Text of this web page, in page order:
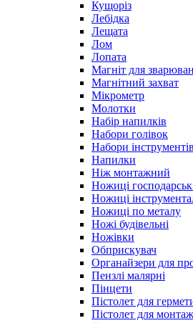
Кущоріз
Лебідка
Лещата
Лом
Лопата
Магніт для
Магнітний захват
Мікрометр
Молотки
Набір напилків
Набори голівок
Набори інструментів
Напилки
Ніж монтажний
Ножиці
Ножиці
Ножиці по металу
Ножі будівельні
Ножівки
Обприскувач
Органайзери для
Пензлі малярні
Пінцети
Пістолет для
Пістолет для